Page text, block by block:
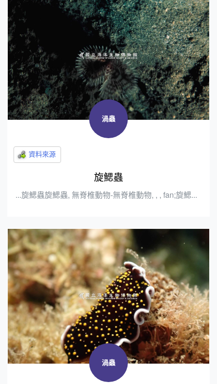
渦蟲
旋鰓蟲
...旋鰓蟲旋鰓蟲, 無脊椎動物-無脊椎動物, , , fan;旋鰓...
渦蟲